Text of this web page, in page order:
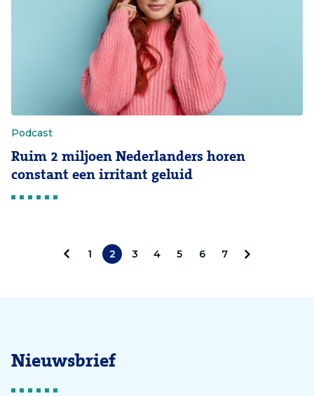
Podcast
Ruim 2 miljoen Nederlanders horen
constant een irritant geluid
1 2 3 4 5 6
7
Nieuwsbrief